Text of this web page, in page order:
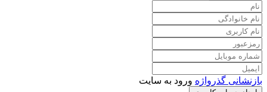
بازنشانی گذرواژه ورود به سایت